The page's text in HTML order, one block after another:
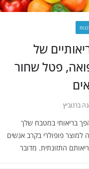
של
פטל שחור
ברנוביץ
בריאותי במטבח שלך
למוצר פופולרי בקרב אנשים
התזונתית. מדובר